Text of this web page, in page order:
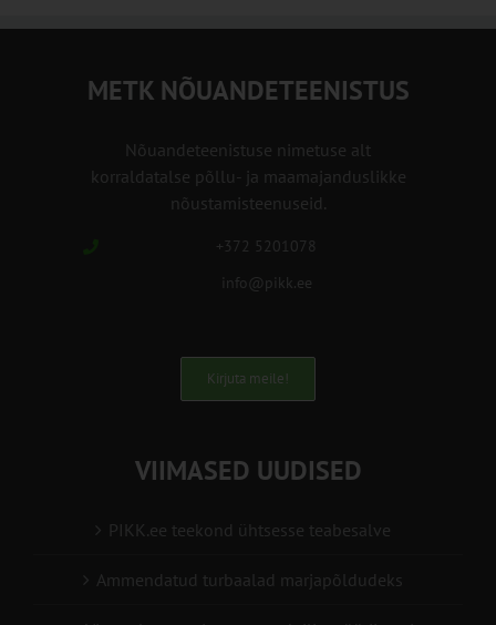
METK NÕUANDETEENISTUS
Nõuandeteenistuse nimetuse alt
korraldatalse põllu- ja maamajanduslikke
nõustamisteenuseid.
+372 5201078
info@pikk.ee
Kirjuta meile!
VIIMASED UUDISED
PIKK.ee teekond ühtsesse teabesalve
Ammendatud turbaalad marjapõldudeks